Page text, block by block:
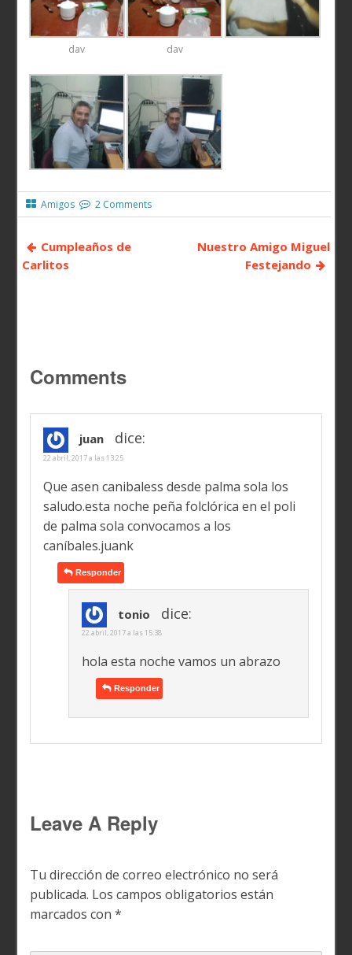
dav dav
Amigos 2 Comments
Cumpleaños de
Carlitos
Nuestro Amigo Miguel
Festejando
Comments
juan dice:
22 abril, 2017 a las 13:25
Que asen canibaless desde palma sola los
saludo.esta noche peña folclórica en el poli
de palma sola convocamos a los
caníbales.juank
Responder
tonio dice:
22 abril, 2017 a las 15:38
hola esta noche vamos un abrazo
Responder
Leave A Reply
Tu dirección de correo electrónico no será
publicada. Los campos obligatorios están
marcados con*